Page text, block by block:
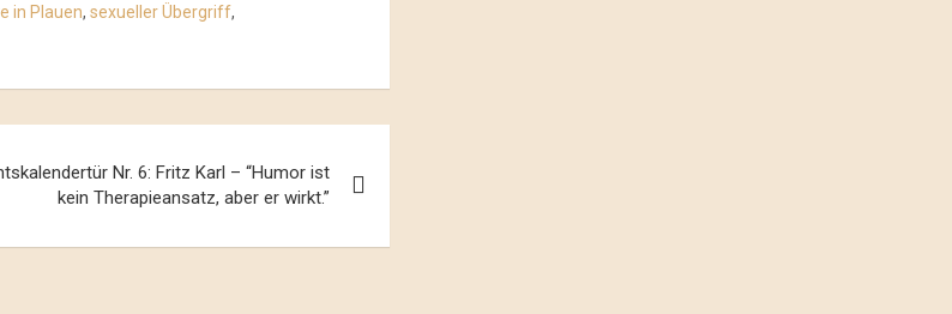
in Plauen, sexueller Übergriff,
Nr. 6: Fritz Karl – “Humor ist
kein Therapieansatz, aber er wirkt.”